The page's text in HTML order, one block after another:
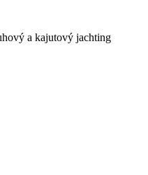
a kajutový jachting